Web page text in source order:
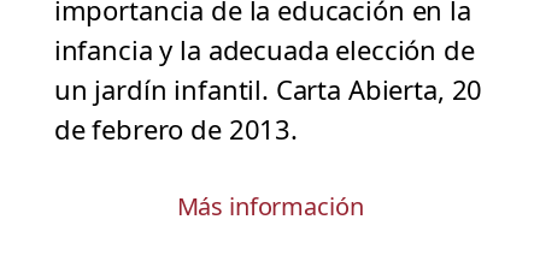
importancia de la educación en la
infancia y la adecuada elección de
un jardín infantil. Carta Abierta, 20
de febrero de 2013.
Más información